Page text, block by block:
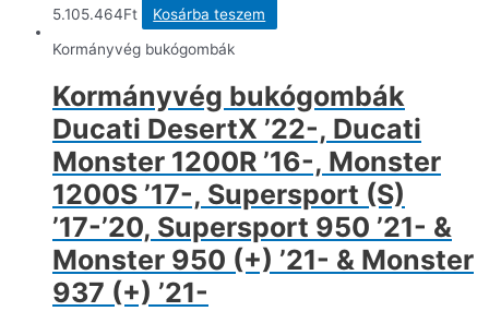
5.105.464Ft
Kosárba teszem
Kormányvég bukógombák
Kormányvég bukógombák
Ducati DesertX ’22-, Ducati
Monster 1200R ’16-, Monster
1200S ’17-, Supersport (S)
’17-’20, Supersport 950 ’21- &
Monster 950 (+) ’21- & Monster
937 (+) ’21-